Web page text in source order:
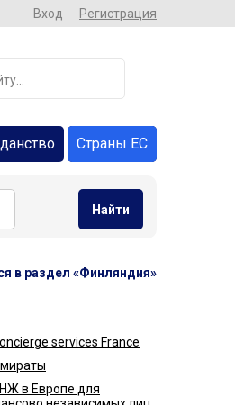
Вход Регистрация
Страны ЕС
Найти
в раздел «Финляндия»